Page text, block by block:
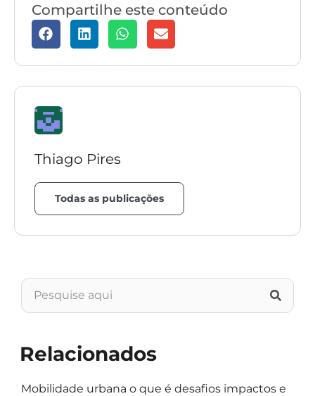
Compartilhe este conteúdo
Thiago Pires
Todas as publicações
Relacionados
Mobilidade urbana o que é desafios impactos e